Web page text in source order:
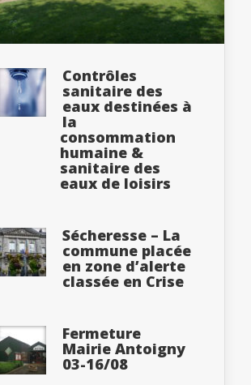
Contrôles
sanitaire des
eaux destinées à
la
consommation
humaine &
sanitaire des
eaux de loisirs
Sécheresse – La
commune placée
en zone d’alerte
classée en Crise
Fermeture
Mairie Antoigny
03-16/08